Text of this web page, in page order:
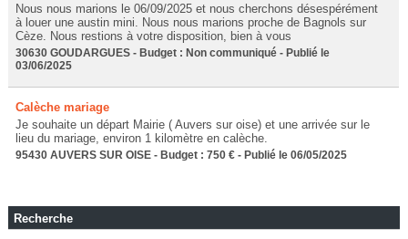
Nous nous marions le 06/09/2025 et nous cherchons désespérément
à louer une austin mini. Nous nous marions proche de Bagnols sur
Cèze. Nous restions à votre disposition, bien à vous
30630 GOUDARGUES - Budget : Non communiqué - Publié le
03/06/2025
Calèche mariage
Je souhaite un départ Mairie ( Auvers sur oise) et une arrivée sur le
lieu du mariage, environ 1 kilomètre en calèche.
95430 AUVERS SUR OISE - Budget : 750 € - Publié le 06/05/2025
Recherche